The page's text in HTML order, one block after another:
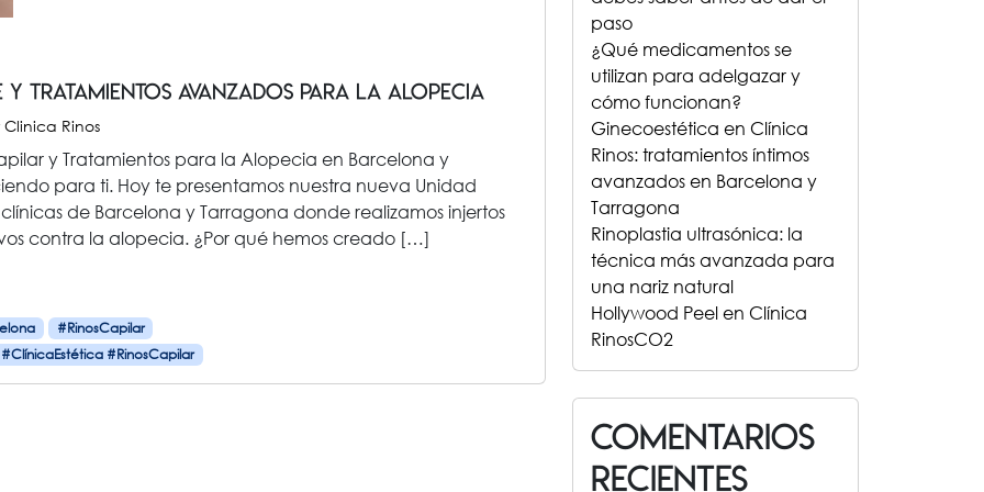
tratamientos avanzados para la alopecia
Clinica Rinos
y Tratamientos para la Alopecia en Barcelona y
para ti. Hoy te presentamos nuestra nueva Unidad
de Barcelona y Tarragona donde realizamos injertos
contra la alopecia. ¿Por qué hemos creado […]
#RinosCapilar
#RinosCapilar
paso
¿Qué medicamentos se
utilizan para adelgazar y
cómo funcionan?
Ginecoestética en Clínica
Rinos: tratamientos íntimos
avanzados en Barcelona y
Tarragona
Rinoplastia ultrasónica: la
técnica más avanzada para
una nariz natural
Hollywood Peel en Clínica
RinosCO2
Comentarios
recientes